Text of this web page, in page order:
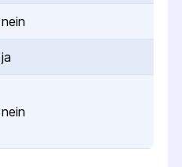
nein
ja
nein